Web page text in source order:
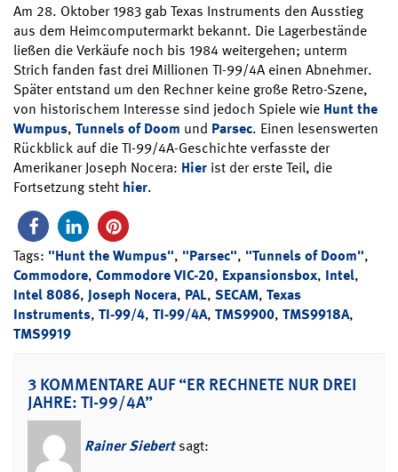
Am 28. Oktober 1983 gab Texas Instruments den Ausstieg
aus dem Heimcomputermarkt bekannt. Die Lagerbestände
ließen die Verkäufe noch bis 1984 weitergehen; unterm
Strich fanden fast drei Millionen TI-99/4A einen Abnehmer.
Später entstand um den Rechner keine große Retro-Szene,
von historischem Interesse sind jedoch Spiele wie Hunt the
Wumpus, Tunnels of Doom und Parsec. Einen lesenswerten
Rückblick auf die TI-99/4A-Geschichte verfasste der
Amerikaner Joseph Nocera: Hier ist der erste Teil, die
Fortsetzung steht hier.
Tags: "Hunt the Wumpus", "Parsec", "Tunnels of Doom",
Commodore, Commodore VIC-20, Expansionsbox, Intel,
Intel 8086, Joseph Nocera, PAL, SECAM, Texas
Instruments, TI-99/4, TI-99/4A, TMS9900, TMS9918A,
TMS9919
3 KOMMENTARE AUF “ER RECHNETE NUR DREI
JAHRE: TI-99/4A”
Rainer Siebert sagt: